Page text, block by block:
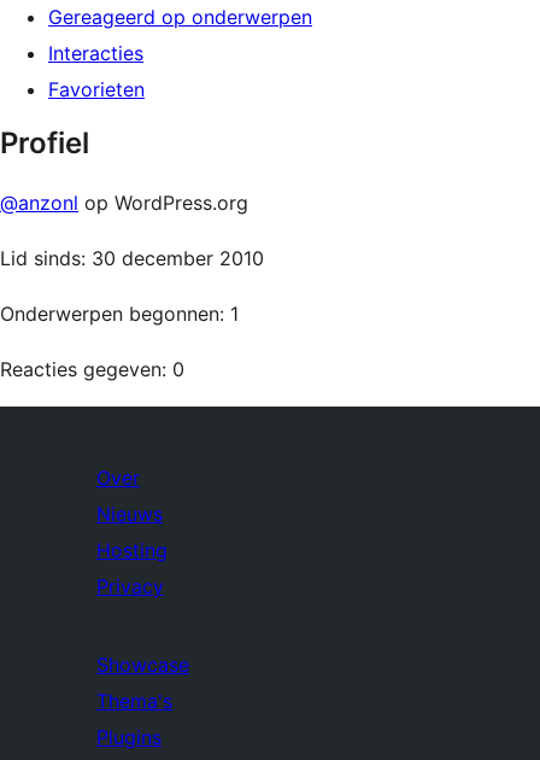
Gereageerd op onderwerpen
Interacties
Favorieten
Profiel
@anzonl op WordPress.org
Lid sinds: 30 december 2010
Onderwerpen begonnen: 1
Reacties gegeven: 0
Over
Nieuws
Hosting
Privacy
Showcase
Thema's
Plugins